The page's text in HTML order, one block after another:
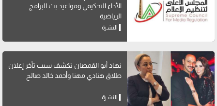
الأداء التحكيمي ومواعيد بث البرامج
الرياضية
النشرة
نهاد أبو القمصان تكشف سبب تأخر إعلان
طلاق هنادي مهنا وأحمد خالد صالح
النشرة